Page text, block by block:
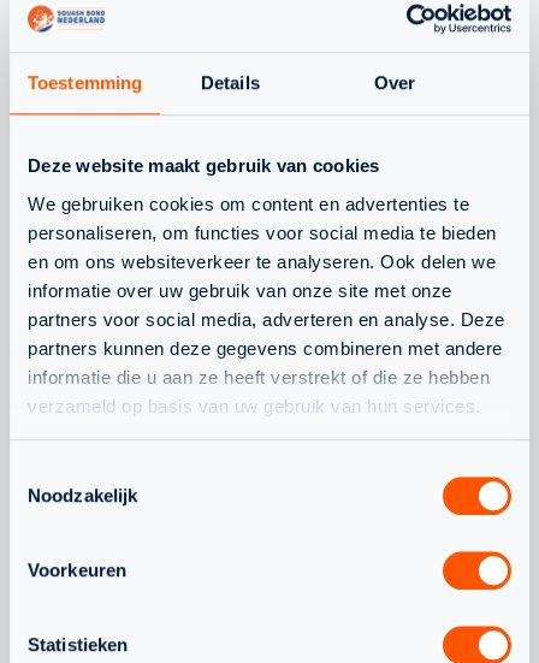
Toestemming Details Over
Deze website maakt gebruik van cookies
We gebruiken cookies om content en advertenties te
personaliseren, om functies voor social media te bieden
en om ons websiteverkeer te analyseren. Ook delen we
informatie over uw gebruik van onze site met onze
partners voor social media, adverteren en analyse. Deze
partners kunnen deze gegevens combineren met andere
informatie die u aan ze heeft verstrekt of die ze hebben
verzameld op basis van uw gebruik van hun services.
Noodzakelijk
Voorkeuren
Statistieken
OM TE LEZEN
WAT SPEELT ER NOG MEER
JEUGD NLTEAM
CHANEL